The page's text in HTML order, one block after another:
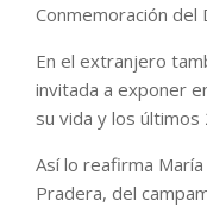
Conmemoración del
En el extranjero
invitada a exponer
su vida y los últimos
Así lo reafirma
Pradera, del